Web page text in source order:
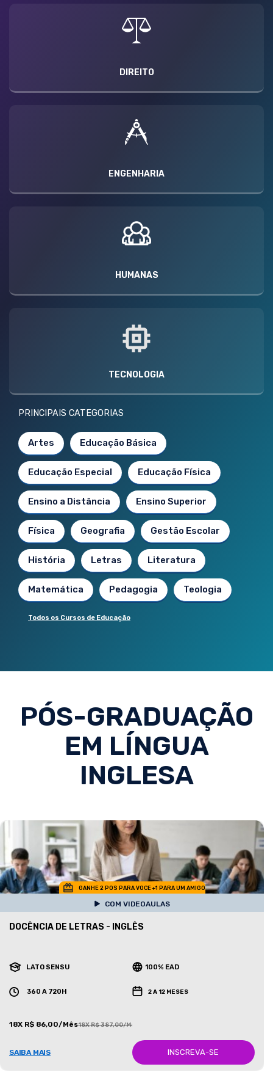
DIREITO
ENGENHARIA
HUMANAS
TECNOLOGIA
PRINCIPAIS CATEGORIAS
Artes Educação Básica
Educação Especial Educação Física
Ensino a Distância Ensino Superior
Física Geografia Gestão Escolar
História Letras Literatura
Matemática Pedagogia Teologia
Todos os Cursos de Educação
PÓS-GRADUAÇÃO
EM LÍNGUA
INGLESA
GANHE 2 POS PARA VOCE +1 PARA UM AMIGO
COM VIDEOAULAS
DOCÊNCIA DE LETRAS - INGLÊS
LATO SENSU 100% EAD
360 A 720H 2 A 12 MESES
18X R$ 86,00/Mês18X R$ 387,00/Mês
SAIBA MAIS INSCREVA-SE